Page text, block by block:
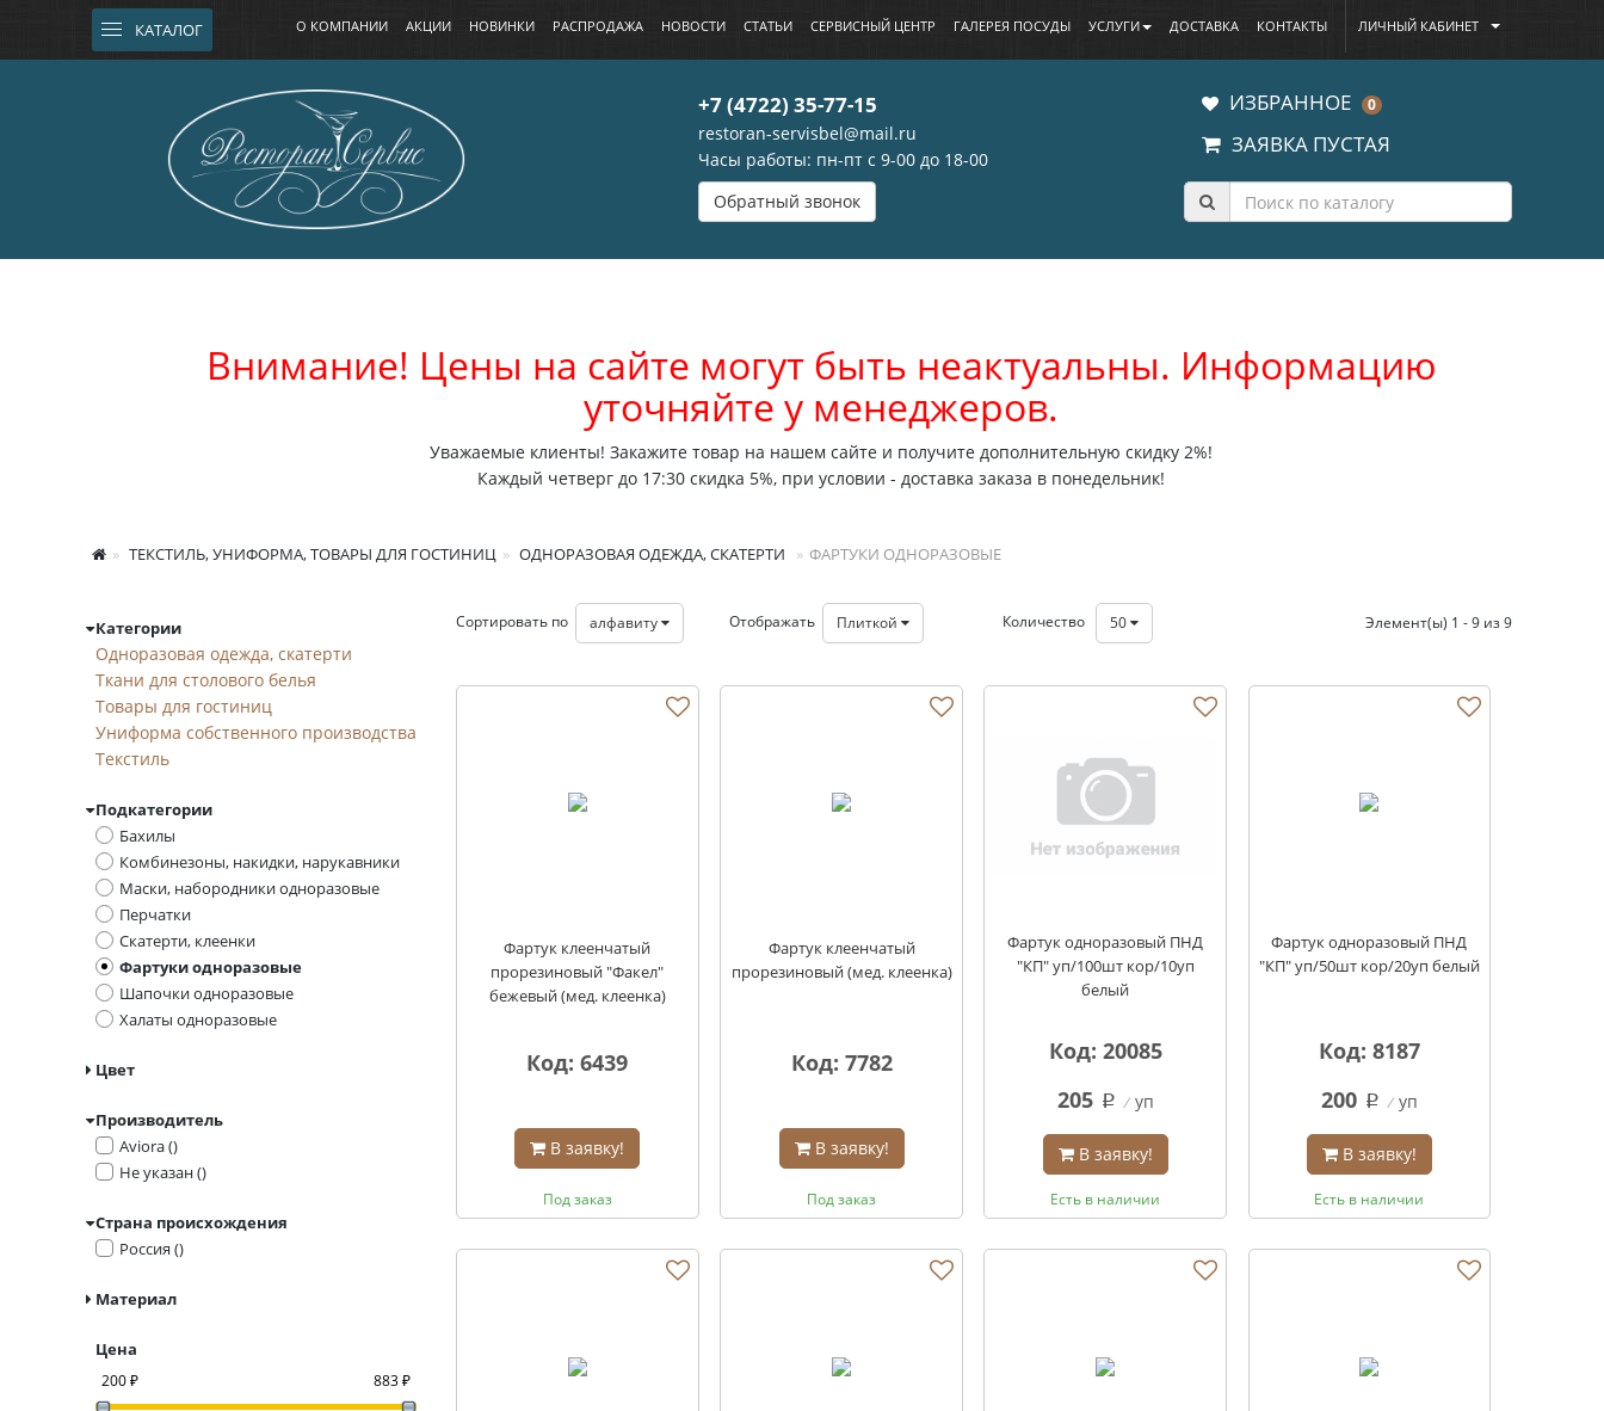
КАТАЛОГ О КОМПАНИИ АКЦИИ НОВИНКИ РАСПРОДАЖА НОВОСТИ СТАТЬИ СЕРВИСНЫЙ ЦЕНТР ГАЛЕРЕЯ ПОСУДЫ УСЛУГИ ДОСТАВКА КОНТАКТЫ ЛИЧНЫЙ КАБИНЕТ
+7 (4722) 35-77-15
restoran-servisbel@mail.ru
Часы работы: пн-пт с 9-00 до 18-00
Обратный звонок
ИЗБРАННОЕ 0
ЗАЯВКА ПУСТАЯ
Внимание! Цены на сайте могут быть неактуальны. Информацию
уточняйте у менеджеров.
Уважаемые клиенты! Закажите товар на нашем сайте и получите дополнительную скидку 2%!
Каждый четверг до 17:30 скидка 5%, при условии - доставка заказа в понедельник!
ТЕКСТИЛЬ, УНИФОРМА, ТОВАРЫ ДЛЯ ГОСТИНИЦ ОДНОРАЗОВАЯ ОДЕЖДА, СКАТЕРТИ ФАРТУКИ ОДНОРАЗОВЫЕ
Фартуки одноразовые
Категории
Одноразовая одежда, скатерти
Ткани для столового белья
Товары для гостиниц
Униформа собственного производства
Текстиль
Подкатегории
Бахилы
Комбинезоны, накидки, нарукавники
Маски, набородники одноразовые
Перчатки
Скатерти, клеенки
Фартуки одноразовые
Шапочки одноразовые
Халаты одноразовые
Цвет
Производитель
Aviora ()
Не указан ()
Страна происхождения
Россия ()
Материал
Цена
200 ₽ 883 ₽
Сортировать по алфавиту Отображать Плиткой Количество 50 Элемент(ы) 1 - 9 из 9
Фартук клеенчатый
прорезиновый "Факел"
бежевый (мед. клеенка)
Код: 6439
В заявку!
Под заказ
Фартук клеенчатый
прорезиновый (мед. клеенка)
Код: 7782
В заявку!
Под заказ
Фартук одноразовый ПНД
"КП" уп/100шт кор/10уп
белый
Код: 20085
205 q уп
В заявку!
Есть в наличии
Фартук одноразовый ПНД
"КП" уп/50шт кор/20уп белый
Код: 8187
200 q уп
В заявку!
Есть в наличии